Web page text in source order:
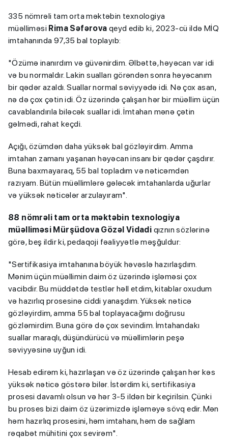
335 nömrəli tam orta məktəbin texnologiya
müəlliməsi Rima Səfərovaqeyd edib ki, 2023-cü ildə MİQ
imtahanında 97,35 bal toplayıb:
"Özümə inanırdım və güvənirdim. Əlbəttə, həyəcan var idi
və bu normaldır. Lakin sualları görəndən sonra həyəcanım
bir qədər azaldı. Suallar normal səviyyədə idi. Nə çox asan,
nə də çox çətin idi. Öz üzərində çalışan hər bir müəllim üçün
cavablandırıla biləcək suallar idi. İmtahan mənə çətin
gəlmədi, rahat keçdi.
Açığı, özümdən daha yüksək bal gözləyirdim. Amma
imtahan zamanı yaşanan həyəcan insanı bir qədər çaşdırır.
Buna baxmayaraq, 55 bal topladım və nəticəmdən
razıyam. Bütün müəllimlərə gələcək imtahanlarda uğurlar
və yüksək nəticələr arzulayıram".
88 nömrəli tam orta məktəbin texnologiya
müəlliməsi Mürşüdova Gözəl Vidadi qıznın sözlərinə
görə, beş ildir ki, pedaqoji fəaliyyətlə məşğuldur:
"Sertifikasiya imtahanına böyük həvəslə hazırlaşdım.
Mənim üçün müəllimin daim öz üzərində işləməsi çox
vacibdir. Bu müddətdə testlər həll etdim, kitablar oxudum
və hazırlıq prosesinə ciddi yanaşdım. Yüksək nəticə
gözləyirdim, amma 55 bal toplayacağımı doğrusu
gözləmirdim. Buna görə də çox sevindim. İmtahandakı
suallar maraqlı, düşündürücü və müəllimlərin peşə
səviyyəsinə uyğun idi.
Hesab edirəm ki, hazırlaşan və öz üzərində çalışan hər kəs
yüksək nəticə göstərə bilər. İstərdim ki, sertifikasiya
prosesi davamlı olsun və hər 3-5 ildən bir keçirilsin. Çünki
bu proses bizi daim öz üzərimizdə işləməyə sövq edir. Mən
həm hazırlıq prosesini, həm imtahanı, həm də sağlam
rəqabət mühitini çox sevirəm".